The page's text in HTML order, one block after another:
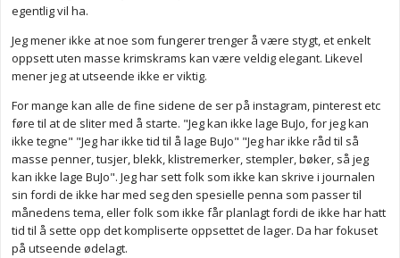
egentlig vil ha.
Jeg mener ikke at noe som fungerer trenger å være stygt, et enkelt
oppsett uten masse krimskrams kan være veldig elegant. Likevel
mener jeg at utseende ikke er viktig.
For mange kan alle de fine sidene de ser på instagram, pinterest etc
føre til at de sliter med å starte. "Jeg kan ikke lage BuJo, for jeg kan
ikke tegne" "Jeg har ikke tid til å lage BuJo" "Jeg har ikke råd til så
masse penner, tusjer, blekk, klistremerker, stempler, bøker, så jeg
kan ikke lage BuJo". Jeg har sett folk som ikke kan skrive i journalen
sin fordi de ikke har med seg den spesielle penna som passer til
månedens tema, eller folk som ikke får planlagt fordi de ikke har hatt
tid til å sette opp det kompliserte oppsettet de lager. Da har fokuset
på utseende ødelagt.